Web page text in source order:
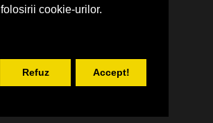
cookie-urilor.
Refuz Accept!